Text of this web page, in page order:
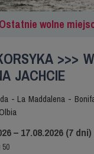
Ostatnie wolne
>>>
JACHCIE
- La Maddalena -
– 17.08.2026 (7 dni)